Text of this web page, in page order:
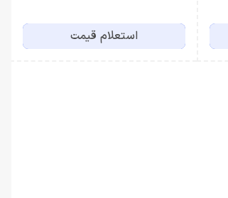
استعلام قیمت